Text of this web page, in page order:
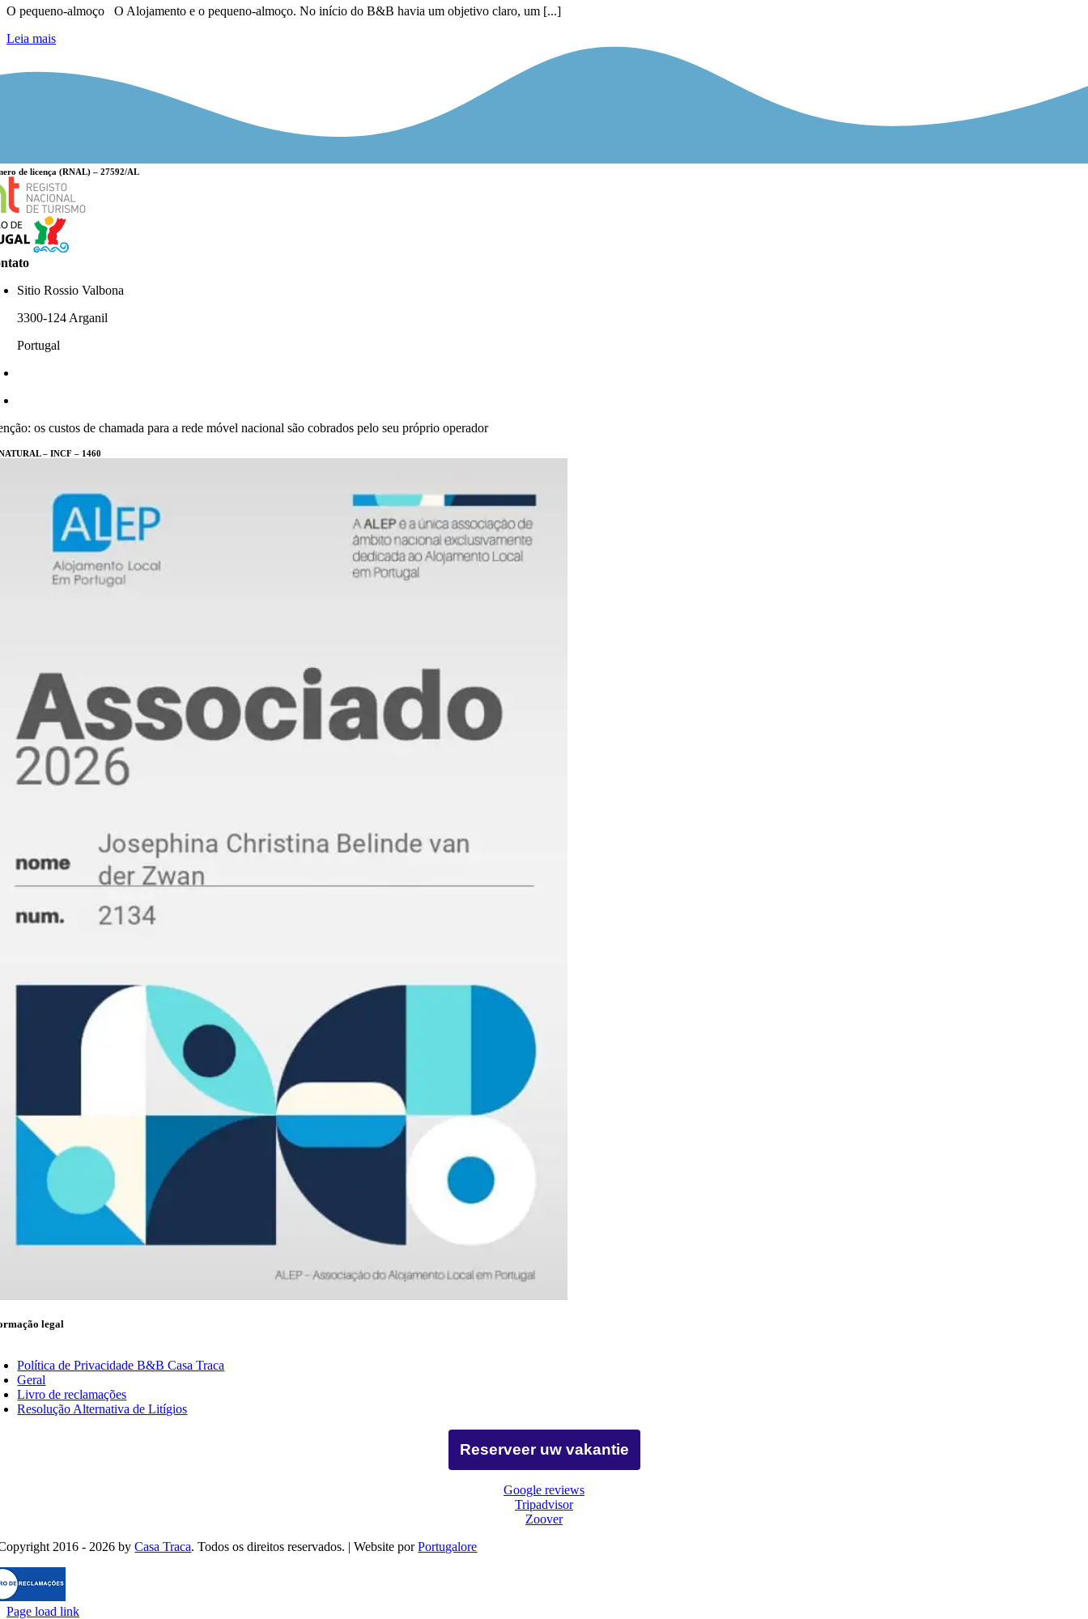
O pequeno-almoço O Alojamento e o pequeno-almoço. No início do B&B havia um objetivo claro, um [...]
Leia mais
de licença (RNAL) – 27592/AL
Sitio Rossio Valbona
3300-124 Arganil
Portugal
os custos de chamada para a rede móvel nacional são cobrados pelo seu próprio operador
– INCF – 1460
legal
Política de Privacidade B&B Casa Traca
Geral
Livro de reclamações
Resolução Alternativa de Litígios
Reserveer uw vakantie
Google reviews
Tripadvisor
Zoover
2016 - 2026 byCasa Traca. Todos os direitos reservados. | Website porPortugalore
Page load link